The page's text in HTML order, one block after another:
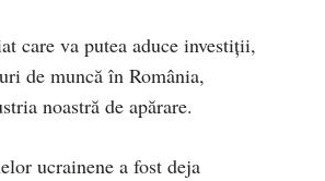
care va putea aduce investiții,
de muncă în România,
noastră de apărare.
ucrainene a fost deja